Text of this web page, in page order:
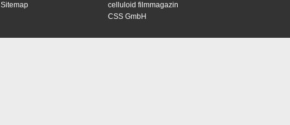
Sitemap
celluloid filmmagazin
CSS GmbH